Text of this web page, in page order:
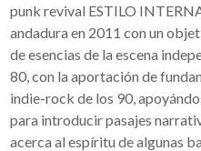
punk revival ESTILO
andadura en 2011 con un
de esencias de la escena
80, con la aportación de
indie-rock de los 90,
para introducir pasajes
acerca al espíritu de algunas